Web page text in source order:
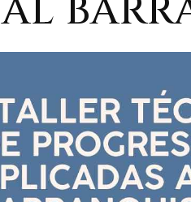
AL